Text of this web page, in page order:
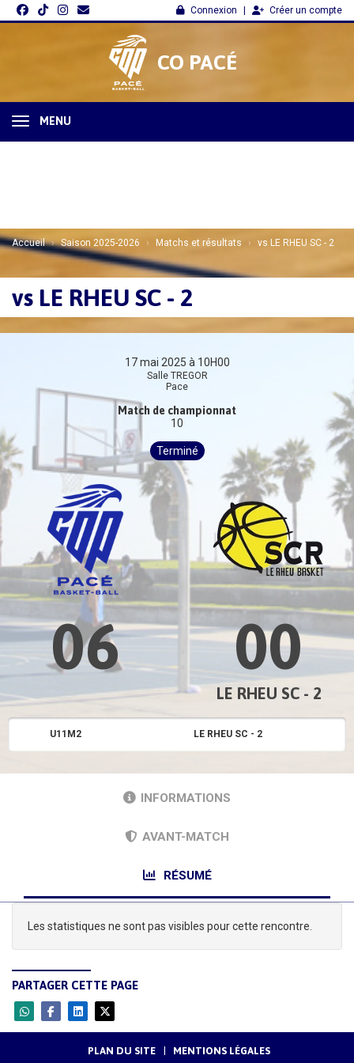
Connexion Créer un compte
CO PACÉ
MENU
Accueil Saison 2025-2026 Matchs et résultats vs LE RHEU SC - 2
vs LE RHEU SC - 2
17 mai 2025 à 10H00
Salle TREGOR
Pace
Match de championnat
10
Terminé
06 00
LE RHEU SC - 2
U11M2 LE RHEU SC - 2
INFORMATIONS
AVANT-MATCH
RÉSUMÉ
Les statistiques ne sont pas visibles pour cette rencontre.
PARTAGER CETTE PAGE
PLAN DU SITE MENTIONS LÉGALES
Panneau de gestion des cookies